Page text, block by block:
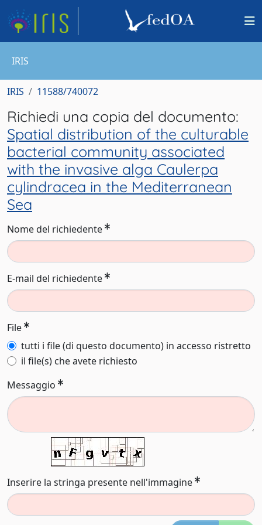
IRIS
IRIS 11588/740072
Richiedi una copia del documento:
Spatial distribution of the culturable
bacterial community associated
with the invasive alga Caulerpa
cylindracea in the Mediterranean
Sea
Nome del richiedente
E-mail del richiedente
File
tutti i file (di questo documento) in accesso ristretto
il file(s) che avete richiesto
Messaggio
Inserire la stringa presente nell'immagine